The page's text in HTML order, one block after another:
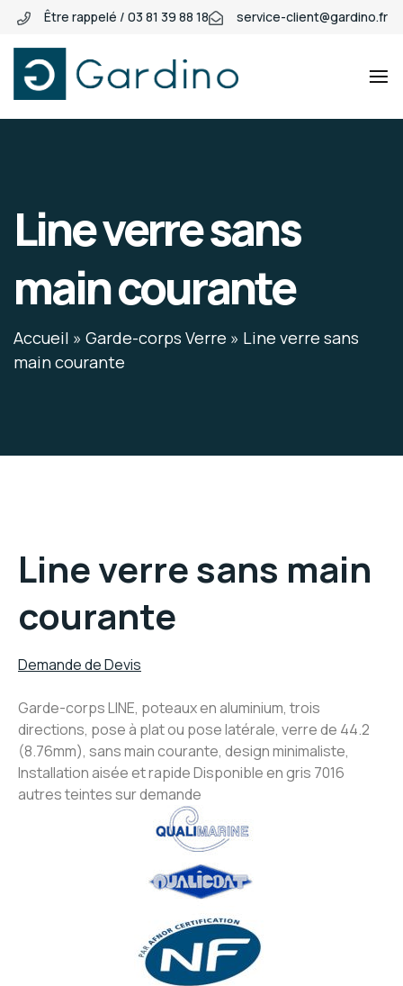
Être rappelé / 03 81 39 88 18 service-client@gardino.fr
Gardino
Gardino
Line verre sans
main courante
Accueil » Garde-corps Verre » Line verre sans
main courante
Line verre sans main
courante
Demande de Devis
Garde-corps LINE, poteaux en aluminium, trois
directions, pose à plat ou pose latérale, verre de 44.2
(8.76mm), sans main courante, design minimaliste,
Installation aisée et rapide Disponible en gris 7016
autres teintes sur demande